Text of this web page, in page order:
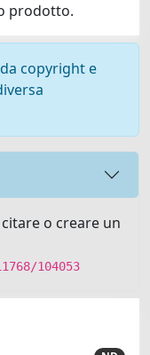
prodotto.
copyright e
o creare un
104053